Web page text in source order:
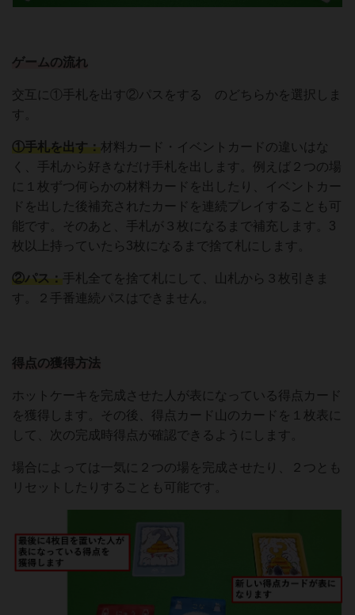
ゲームの流れ
交互に①手札を出す②パスをする のどちらかを選択しま
す。
①手札を出す： 材料カード・イベントカードの違いはな
く、手札から好きなだけ手札を出します。例えば２つの場
に１枚ずつ何らかの材料カードを出したり、イベントカー
ドを出した後補充されたカードを連続プレイすることも可
能です。そのあと、手札が３枚になるまで補充します。3
枚以上持っていたら3枚になるまで捨て札にします。
②パス： 手札全てを捨て札にして、山札から３枚引きま
す。２手番連続パスはできません。
得点の獲得方法
ホットケーキを完成させた人が表になっている得点カード
を獲得します。その後、得点カード山のカードを１枚表に
して、次の完成時得点が確認できるようにします。
場合によっては一気に２つの場を完成させたり、２つとも
リセットしたりすることも可能です。